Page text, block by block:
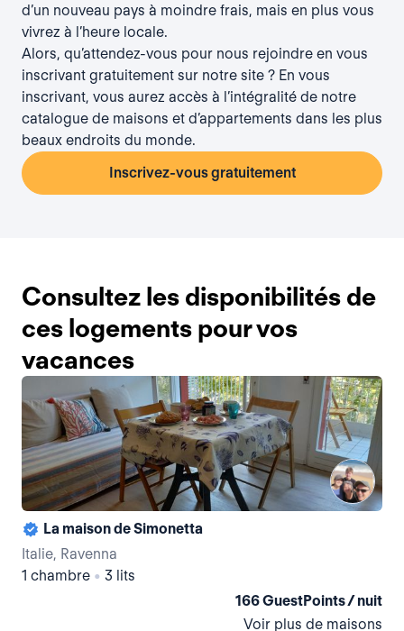
d’un nouveau pays à moindre frais, mais en plus vous
vivrez à l’heure locale.
Alors, qu’attendez-vous pour nous rejoindre en vous
inscrivant gratuitement sur notre site ? En vous
inscrivant, vous aurez accès à l’intégralité de notre
catalogue de maisons et d’appartements dans les plus
beaux endroits du monde.
Inscrivez-vous gratuitement
Consultez les disponibilités de
ces logements pour vos
vacances
La maison de Simonetta
Italie, Ravenna
1 chambre • 3 lits
166 GuestPoints / nuit
Voir plus de maisons